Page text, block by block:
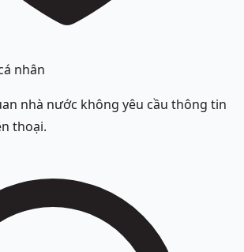
nhân
nhà nước không yêu cầu thông tin
thoại.